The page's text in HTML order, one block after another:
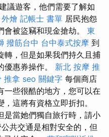
議遊客，他們需要了解如
燴 記帳士 書單 居民抱怨
被盜竊和現金搶劫。 東
撥筋台中 台中泰式按摩 到
轉，但是如果我們持久且捕
優惠券操作。 新北 按摩 推
推拿 seo 關鍵字 每個商店
一些很酷的地方，您可以在
這將有資格立即折扣。
是當她們獨自旅行時，請小
共交通是相對安全的，但